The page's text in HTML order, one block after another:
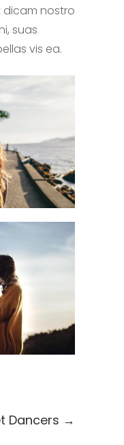
dicam nostro
suas
vis ea.
Dancers →